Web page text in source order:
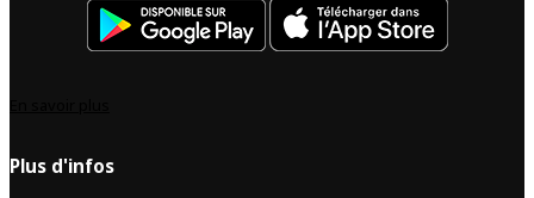
Plus d'infos